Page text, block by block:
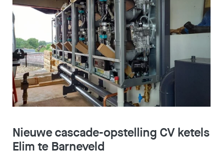
Nieuwe cascade-opstelling CV ketels
Elim te Barneveld